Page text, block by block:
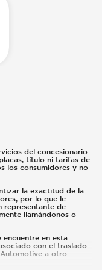
del concesionario
título ni tarifas de
los consumidores y no
la exactitud de la
por lo que le
representante de
llamándonos o
encuentre en esta
con el traslado
a otro.